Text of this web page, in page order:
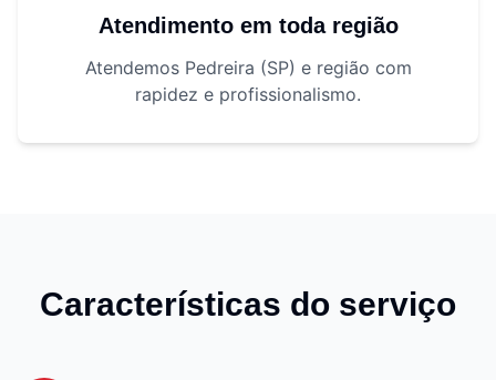
Atendimento em toda região
Atendemos Pedreira (SP) e região com
rapidez e profissionalismo.
Características do serviço